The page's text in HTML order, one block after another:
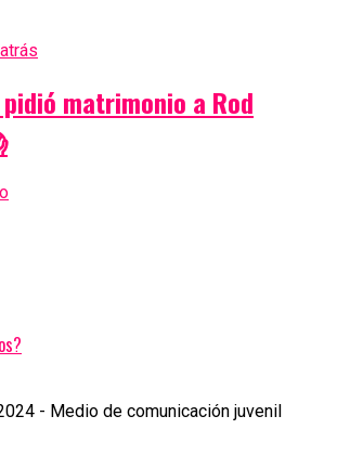
matrimonio a Rod
- Medio de comunicación juvenil